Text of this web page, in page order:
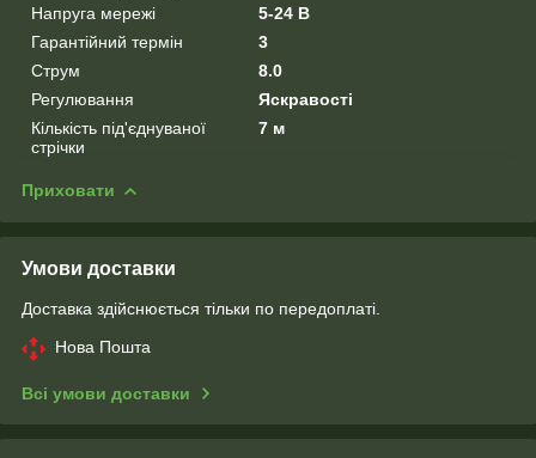
Напруга мережі
5-24 В
Гарантійний термін
3
Струм
8.0
Регулювання
Яскравості
Кількість під'єднуваної
стрічки
7 м
Приховати
Умови доставки
Доставка здійснюється тільки по передоплаті.
Нова Пошта
Всі умови доставки